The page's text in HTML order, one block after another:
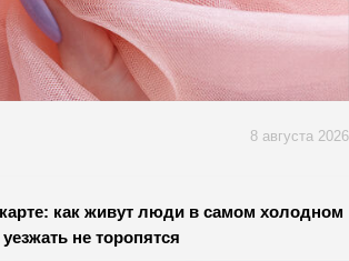
8 августа 2026
как живут люди в самом холодном
не торопятся